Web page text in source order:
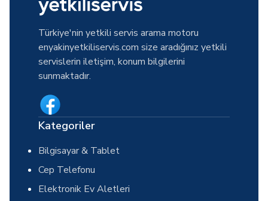
Türkiye'nin yetkili servis arama motoru
enyakinyetkiliservis.com size aradığınız yetkili
servislerin iletişim, konum bilgilerini
sunmaktadır.
Kategoriler
Bilgisayar & Tablet
Cep Telefonu
Elektronik Ev Aletleri